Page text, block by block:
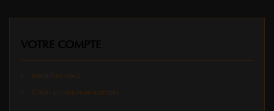
Identifiez-vous
Créer un nouveau compte